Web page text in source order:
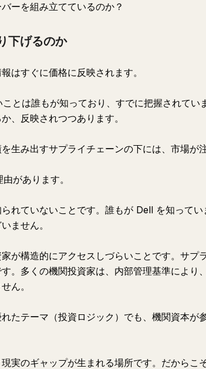
ーを組み立てているのか？
下げるのか
はすぐに価格に反映されます。
とは誰もが知っており、すでに把握されて
、反映されつつあります。
生み出すサプライチェーンの下には、市場が
があります。
れていないことです。誰もが Dell を知って
ません。
が構造的にアクセスしづらいことです。サプ
。多くの機関投資家は、内部管理基準により
ん。
たテーマ（投資ロジック）でも、機関資本が
実のギャップが生まれる場所です。だからこ